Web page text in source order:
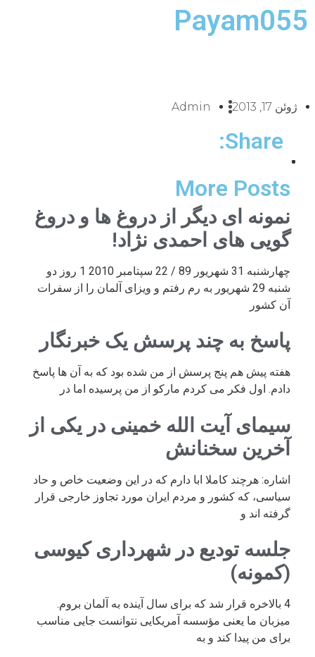
Payam055
ژوئن 17, 2013 Admin
Share:
More Posts
نمونه ای دیگر از دروغ ها و دروغ
گویی های احمدی نژاد!
چهارشنبه 31 شهریور 89 / 22 سپتامبر 2010 1 روز دو
شنبه 29 شهریور به رم رفتم و ویزای آلمان را از سفرات
آن کشور
پاسخ به چند پرسش یک خبرنگار
هفته پیش هم پنج پرسش از من شده بود که به آن ها پاسخ
دادم. اول فکر می کردم مارکو از من پرسیده اما در
سیمای آیت الله خمینی در یکی از
آخرین سخنانش
اشاره: هرچند کاملا ابا دارم که در این وضعیت خاص و حاد
سیاسی، که کشور و مردم ایران مورد تجاوز خارجی قرار
گرفته اند و
جلسه تودیع در شهرداری کیوسی
(کمونه)
4 بالاخره قرار شد که برای سال آینده به آلمان بروم.
میزبان ما یعنی مؤسسه آمریکایی نتوانست جایی مناسب
برای من پیدا کند و به